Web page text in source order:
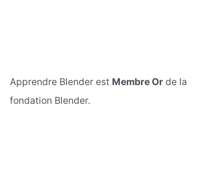
Apprendre Blender est Membre Or de la
fondation Blender.